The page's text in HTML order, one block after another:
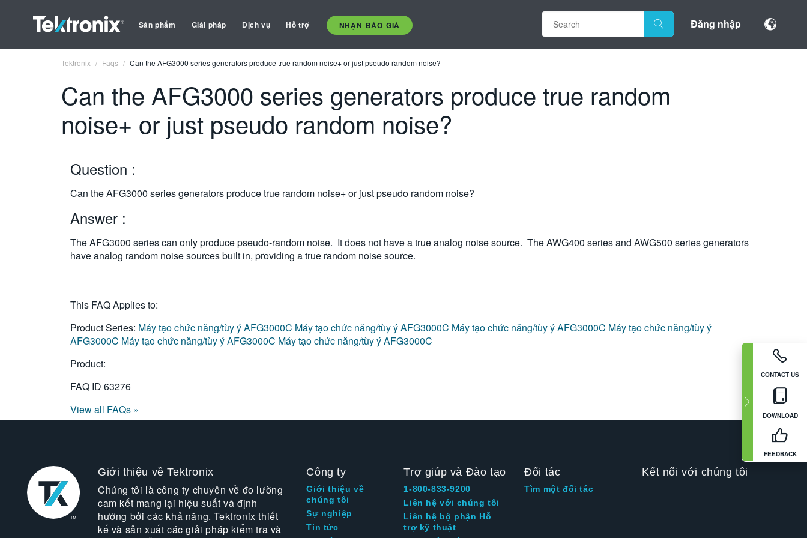
Sản phẩm Giải pháp Dịch vụ Hỗ trợ NHẬN BÁO GIÁ Đăng nhập
CONTACT US
DOWNLOAD
FEEDBACK
Tektronix Faqs Can the AFG3000 series generators produce true random noise+ or just pseudo random noise?
Can the AFG3000 series generators produce true random
noise+ or just pseudo random noise?
Question :
Can the AFG3000 series generators produce true random noise+ or just pseudo random noise?
Answer :
The AFG3000 series can only produce pseudo-random noise. It does not have a true analog noise source. The AWG400 series and AWG500 series generators
have analog random noise sources built in, providing a true random noise source.
This FAQ Applies to:
Product Series: Máy tạo chức năng/tùy ý AFG3000C Máy tạo chức năng/tùy ý AFG3000C Máy tạo chức năng/tùy ý AFG3000C Máy tạo chức năng/tùy ý
AFG3000C Máy tạo chức năng/tùy ý AFG3000C Máy tạo chức năng/tùy ý AFG3000C
Product:
FAQ ID 63276
View all FAQs »
Giới thiệu về Tektronix
Chúng tôi là công ty chuyên về đo lường
cam kết mang lại hiệu suất và định
hướng bởi các khả năng. Tektronix thiết
kế và sản xuất các giải pháp kiểm tra và
Công ty
Giới thiệu về
chúng tôi
Sự nghiệp
Tin tức
Trợ giúp và Đào tạo
1-800-833-9200
Liên hệ với chúng tôi
Liên hệ bộ phận Hỗ
trợ kỹ thuật
Đối tác
Tìm một đối tác
Kết nối với chúng tôi